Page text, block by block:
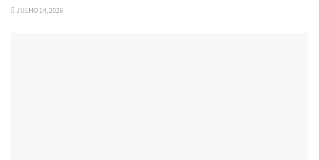
JULHO 14, 2026